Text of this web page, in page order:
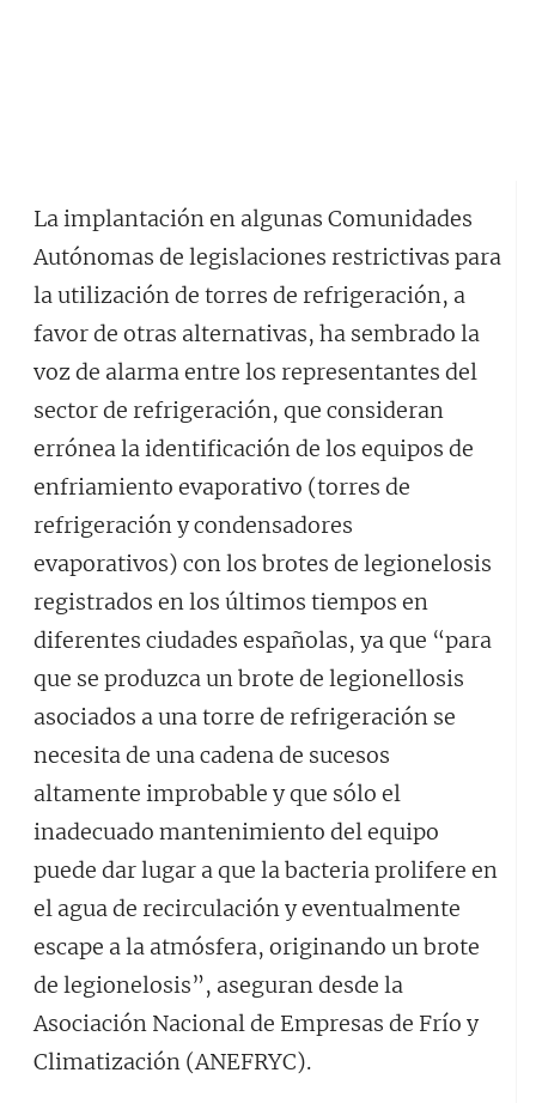
La implantación en algunas Comunidades
Autónomas de legislaciones restrictivas para
la utilización de torres de refrigeración, a
favor de otras alternativas, ha sembrado la
voz de alarma entre los representantes del
sector de refrigeración, que consideran
errónea la identificación de los equipos de
enfriamiento evaporativo (torres de
refrigeración y condensadores
evaporativos) con los brotes de legionelosis
registrados en los últimos tiempos en
diferentes ciudades españolas, ya que “para
que se produzca un brote de legionellosis
asociados a una torre de refrigeración se
necesita de una cadena de sucesos
altamente improbable y que sólo el
inadecuado mantenimiento del equipo
puede dar lugar a que la bacteria prolifere en
el agua de recirculación y eventualmente
escape a la atmósfera, originando un brote
de legionelosis”, aseguran desde la
Asociación Nacional de Empresas de Frío y
Climatización (ANEFRYC).